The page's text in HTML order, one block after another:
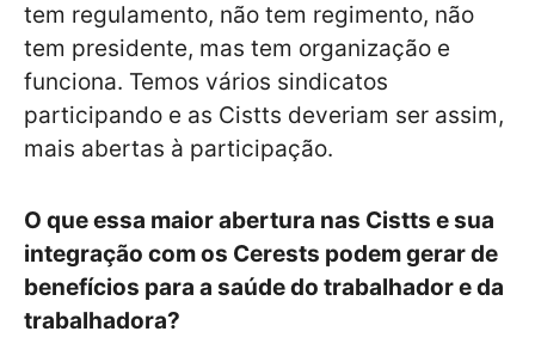
tem regulamento, não tem regimento, não
tem presidente, mas tem organização e
funciona. Temos vários sindicatos
participando e as Cistts deveriam ser assim,
mais abertas à participação.
O que essa maior abertura nas Cistts e sua
integração com os Cerests podem gerar de
benefícios para a saúde do trabalhador e da
trabalhadora?